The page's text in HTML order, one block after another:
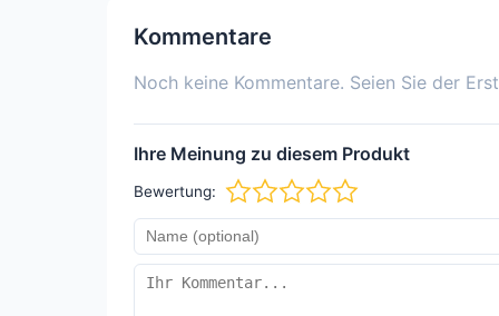
Kommentare
Noch keine Kommentare. Seien Sie der
Ihre Meinung zu diesem Produkt
Bewertung: